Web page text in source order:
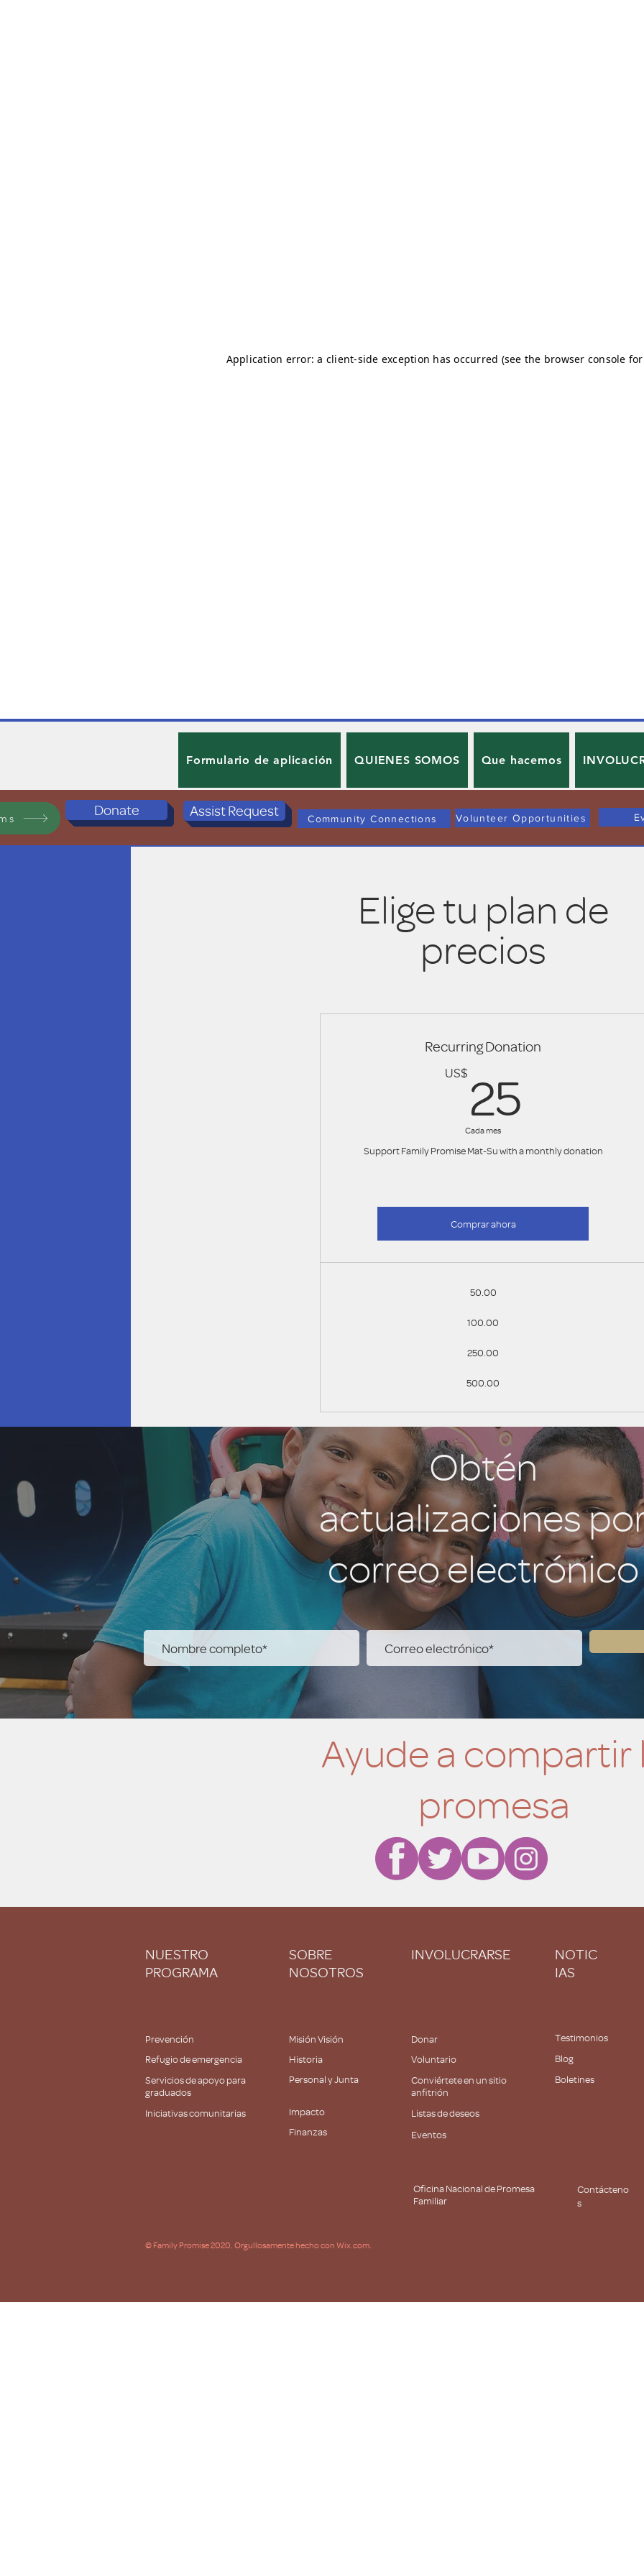
Formulario de aplicación QUIENES SOMOS Que hacemos
Donate Assist Request Community Connections Volunteer Opportunities
Elige tu plan de
precios
Recurring Donation
US$ 25
Cada mes
Support Family Promise Mat-Su with a monthly donation
Comprar ahora
50.00
100.00
250.00
500.00
Obtén
actualizaciones
correo electrónico
NUESTRO
PROGRAMA
SOBRE
NOSOTROS
INVOLUCRARSE
NOTIC
IAS
Prevención
Refugio de emergencia
Servicios de apoyo para
graduados
Iniciativas comunitarias
Misión Visión
Historia
Personal y Junta
Impacto
Finanzas
Donar
Voluntario
Conviértete en un sitio
anfitrión
Listas de deseos
Eventos
Testimonios
Blog
Boletines
Ayude a compartir
promesa
Oficina Nacional de Promesa
Familiar
Contácteno
s
© Family Promise 2020. Orgullosamente hecho con Wix.com.